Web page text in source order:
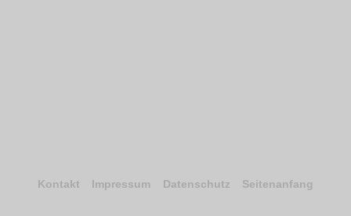
Kontakt Impressum Datenschutz Seitenanfang